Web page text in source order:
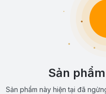
Sản
Sản phẩm này hiện tại đã